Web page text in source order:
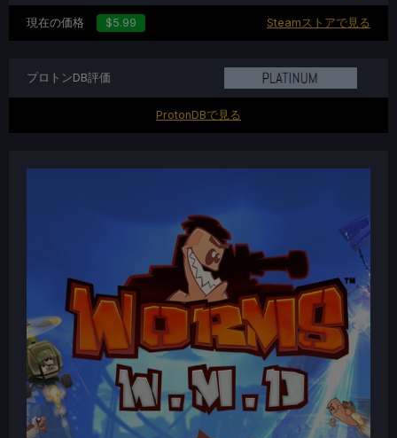
現在の価格 $5.99 Steamストアで見る
プロトンDB評価
ProtonDBで見る